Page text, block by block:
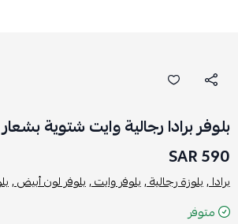
بلوفر برادا رجالية وايت شتوية
590 SAR
برادا ,بلوزة رجالية ,بلوفر وايت ,بلوفر لون أبيض ,
متوفر